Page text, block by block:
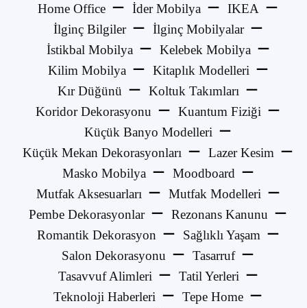
Home Office
İder Mobilya
IKEA
İlginç Bilgiler
İlginç Mobilyalar
İstikbal Mobilya
Kelebek Mobilya
Kilim Mobilya
Kitaplık Modelleri
Kır Düğünü
Koltuk Takımları
Koridor Dekorasyonu
Kuantum Fiziği
Küçük Banyo Modelleri
Küçük Mekan Dekorasyonları
Lazer Kesim
Masko Mobilya
Moodboard
Mutfak Aksesuarları
Mutfak Modelleri
Pembe Dekorasyonlar
Rezonans Kanunu
Romantik Dekorasyon
Sağlıklı Yaşam
Salon Dekorasyonu
Tasarruf
Tasavvuf Alimleri
Tatil Yerleri
Teknoloji Haberleri
Tepe Home